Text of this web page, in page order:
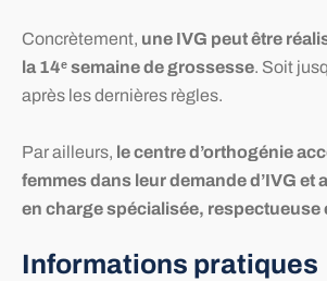
Concrètement, une IVG peut être
la 14ᵉ semaine de grossesse. Soit
après les dernières règles.
Par ailleurs, le centre d’orthogénie
femmes dans leur demande d’IVG et
en charge spécialisée, respectueuse
Informations pratiques